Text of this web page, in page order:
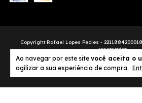
Ao navegar por este site você aceita o
agilizar a sua experiência de compra.
Copyright Rafael Lopes Pecles -
reservados.